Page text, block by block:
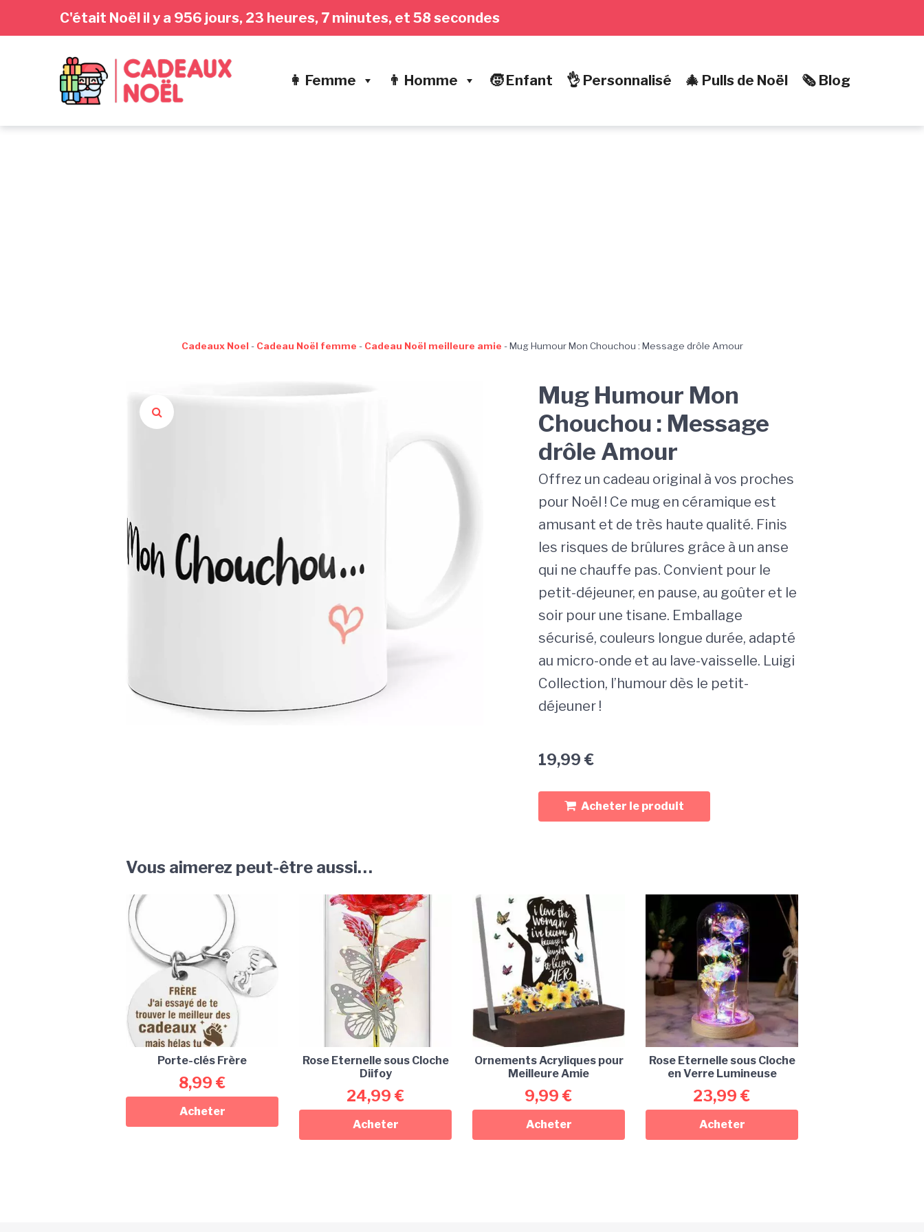
navigation
C'était Noël il y a 956 jours, 23 heures, 7 minutes, et 59 secondes
👩 Femme 👨 Homme 🧒 Enfant 👌 Personnalisé 🎄 Pulls de Noël 🗞️ Blog
Cadeaux Noel - Cadeau Noël femme - Cadeau Noël meilleure amie -Mug Humour Mon Chouchou : Message drôle Amour
Mug Humour Mon
Chouchou : Message
drôle Amour
Offrez un cadeau original à vos proches
pour Noël ! Ce mug en céramique est
amusant et de très haute qualité. Finis
les risques de brûlures grâce à un anse
qui ne chauffe pas. Convient pour le
petit-déjeuner, en pause, au goûter et le
soir pour une tisane. Emballage
sécurisé, couleurs longue durée, adapté
au micro-onde et au lave-vaisselle. Luigi
Collection, l’humour dès le petit-
déjeuner !
19,99 €
Acheter le produit
Vous aimerez peut-être aussi…
Porte-clés Frère
8,99 €
Acheter
Rose Eternelle sous Cloche
Diifoy
24,99 €
Acheter
Ornements Acryliques pour
Meilleure Amie
9,99 €
Acheter
Rose Eternelle sous Cloche
en Verre Lumineuse
23,99 €
Acheter